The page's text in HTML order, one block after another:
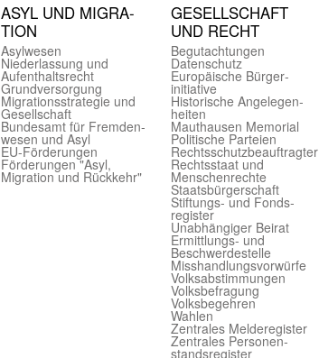
ASYL UND MIGRA­
TION
Asyl­wesen
Nieder­lassung und
Aufent­halts­recht
Grund­versorgung
Migrations­strategie und
Gesell­schaft
Bundes­amt für Fremden­
wesen und Asyl
EU-Förde­rungen
Förderungen "Asyl,
Migration und Rückkehr"
GE­SELL­SCHAFT
UND RECHT
Begut­achtungen
Daten­schutz
Europäische Bürger­
initiative
Historische Angelegen­
heiten
Mauthausen Memorial
Politische Parteien
Rechts­schutz­beauftragter
Rechts­staat und
Menschen­rechte
Staats­bürger­schaft
Stiftungs- und Fonds­
register
Unab­hängiger Beirat
Ermittlungs- und
Beschwerde­stelle
Misshandlungs­vorwürfe
Volks­abstimmungen
Volks­befragung
Volks­begehren
Wahlen
Zentrales Melde­register
Zentrales Personen­
stands­register